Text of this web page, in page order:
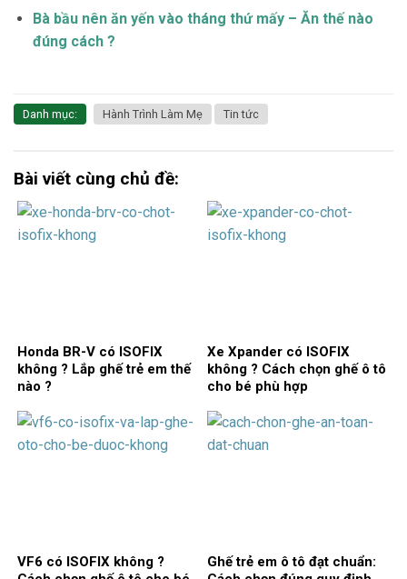
Bà bầu nên ăn yến vào tháng thứ mấy – Ăn thế nào
đúng cách ?
Danh mục: Hành Trình Làm Mẹ Tin tức
Bài viết cùng chủ đề:
Honda BR-V có ISOFIX
không ? Lắp ghế trẻ em thế
nào ?
Xe Xpander có ISOFIX
không ? Cách chọn ghế ô tô
cho bé phù hợp
VF6 có ISOFIX không ?
Ghế trẻ em ô tô đạt chuẩn: